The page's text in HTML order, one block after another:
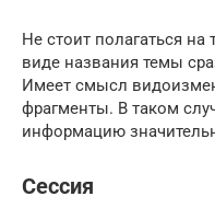
Не стоит полагаться
виде названия темы
Имеет смысл
фрагменты. В таком
информацию
Сессия